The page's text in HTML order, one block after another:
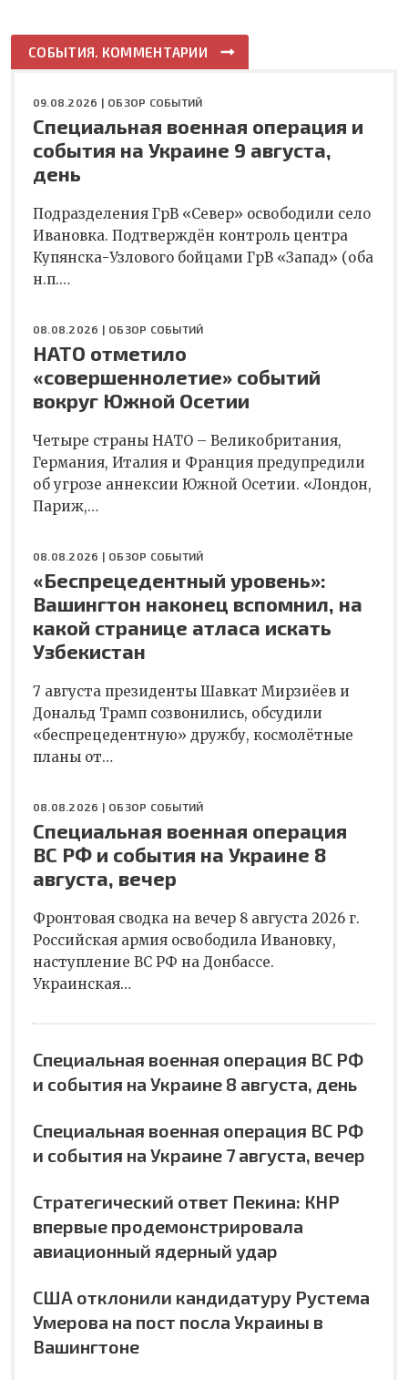
СОБЫТИЯ. КОММЕНТАРИИ
09.08.2026 | ОБЗОР СОБЫТИЙ
Специальная военная операция и
события на Украине 9 августа,
день
Подразделения ГрВ «Север» освободили село
Ивановка. Подтверждён контроль центра
Купянска-Узлового бойцами ГрВ «Запад» (оба
н.п.…
08.08.2026 | ОБЗОР СОБЫТИЙ
НАТО отметило
«совершеннолетие» событий
вокруг Южной Осетии
Четыре страны НАТО – Великобритания,
Германия, Италия и Франция предупредили
об угрозе аннексии Южной Осетии. «Лондон,
Париж,…
08.08.2026 | ОБЗОР СОБЫТИЙ
«Беспрецедентный уровень»:
Вашингтон наконец вспомнил, на
какой странице атласа искать
Узбекистан
7 августа президенты Шавкат Мирзиёев и
Дональд Трамп созвонились, обсудили
«беспрецедентную» дружбу, космолётные
планы от…
08.08.2026 | ОБЗОР СОБЫТИЙ
Специальная военная операция
ВС РФ и события на Украине 8
августа, вечер
Фронтовая сводка на вечер 8 августа 2026 г.
Российская армия освободила Ивановку,
наступление ВС РФ на Донбассе.
Украинская…
Специальная военная операция ВС РФ
и события на Украине 8 августа, день
Специальная военная операция ВС РФ
и события на Украине 7 августа, вечер
Стратегический ответ Пекина: КНР
впервые продемонстрировала
авиационный ядерный удар
США отклонили кандидатуру Рустема
Умерова на пост посла Украины в
Вашингтоне